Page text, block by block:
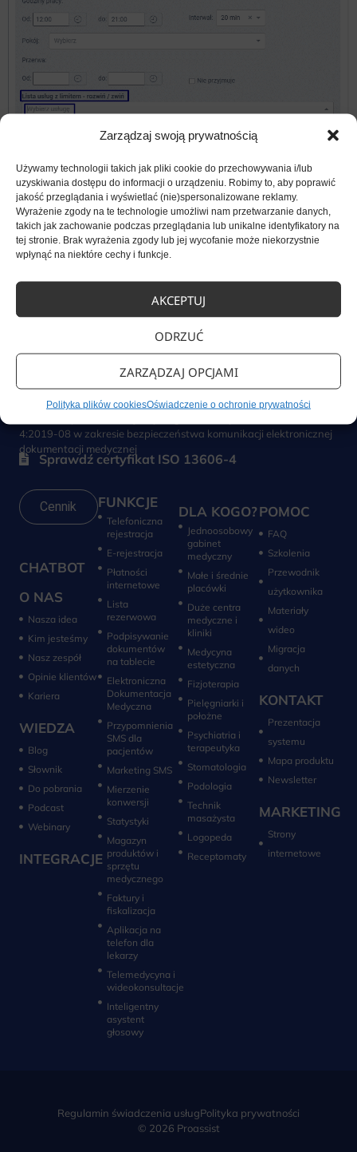
Zarządzaj swoją prywatnością
Używamy technologii takich jak pliki cookie do przechowywania i/lub
uzyskiwania dostępu do informacji o urządzeniu. Robimy to, aby poprawić
jakość przeglądania i wyświetlać (nie)spersonalizowane reklamy.
Wyrażenie zgody na te technologie umożliwi nam przetwarzanie danych,
takich jak zachowanie podczas przeglądania lub unikalne identyfikatory na
tej stronie. Brak wyrażenia zgody lub jej wycofanie może niekorzystnie
wpłynąć na niektóre cechy i funkcje.
AKCEPTUJ
ODRZUĆ
ZARZĄDZAJ OPCJAMI
Polityka plików cookiesOświadczenie o ochronie prywatności
Proassist to system medyczny dla gabinetów i placówek
medycznych, które poszukują nowoczesnego oprogramowania.
automatyczne wystawianie recept, a ponadto funkcje rozliczania
lekarzy. Placówki doceniają Proassist za możliwość korzystania
z rejestracji pacjentów przez internet oraz za usługę telefonicznej
rejestratorki, która odbiera połączania i umawia pacjentów
4:2019-08 w zakresie bezpieczeństwa komunikacji elektronicznej
dokumentacji medycznej
Sprawdź certyfikat ISO 13606-4
Cennik
CHATBOT
O NAS
Nasza idea
Kim jesteśmy
Nasz zespół
Opinie klientów
Kariera
WIEDZA
Blog
Słownik
Do pobrania
Podcast
Webinary
INTEGRACJE
FUNKCJE
Telefoniczna
rejestracja
E-rejestracja
Płatności
internetowe
Lista
rezerwowa
Podpisywanie
dokumentów
na tablecie
Elektroniczna
Dokumentacja
Medyczna
Przypomnienia
SMS dla
pacjentów
Marketing SMS
Mierzenie
konwersji‎
Statystyki
Magazyn
produktów i
sprzętu
medycznego
Faktury i
fiskalizacja
Aplikacja na
telefon dla
lekarzy
Telemedycyna i
wideokonsultacje‎
Inteligentny
asystent
głosowy
DLA KOGO?
Jednoosobowy
gabinet
medyczny
Małe i średnie
placówki
Duże centra
medyczne i
kliniki
Medycyna
estetyczna
Fizjoterapia
Pielęgniarki i
położne
Psychiatria i
terapeutyka
Stomatologia
Technik
masażysta
Logopeda
POMOC
FAQ
Szkolenia
Przewodnik
użytkownika
Materiały
wideo
Migracja
danych
KONTAKT
Prezentacja
systemu
Mapa produktu
Newsletter
MARKETING
Strony
internetowe
Regulamin świadczenia usługPolityka prywatności
© 2026 Proassist